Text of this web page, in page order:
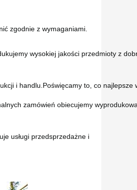
zgodnie z wymaganiami.
wysokiej jakości przedmioty z
i handlu.Poświęcamy to, co najlepsze
zamówień obiecujemy
usługi przedsprzedażne i